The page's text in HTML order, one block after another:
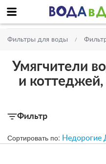
Фильтры для воды
Умягчители
и коттеджей,
Фильтр
Сортировать по: Недорогие